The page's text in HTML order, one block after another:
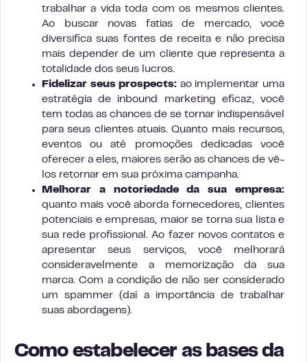
trabalhar a vida toda com os mesmos clientes.
Ao buscar novas fatias de mercado, você
diversifica suas fontes de receita e não precisa
mais depender de um cliente que representa a
totalidade dos seus lucros.
Fidelizar seus prospects: ao implementar uma
estratégia de inbound marketing eficaz, você
tem todas as chances de se tornar indispensável
para seus clientes atuais. Quanto mais recursos,
eventos ou até promoções dedicadas você
oferecer a eles, maiores serão as chances de vê-
los retornar em sua próxima campanha.
Melhorar a notoriedade da sua empresa:
quanto mais você aborda fornecedores, clientes
potenciais e empresas, maior se torna sua lista e
sua rede profissional. Ao fazer novos contatos e
apresentar seus serviços, você melhorará
consideravelmente a memorização da sua
marca. Com a condição de não ser considerado
um spammer (daí a importância de trabalhar
suas abordagens).
Como estabelecer as bases da